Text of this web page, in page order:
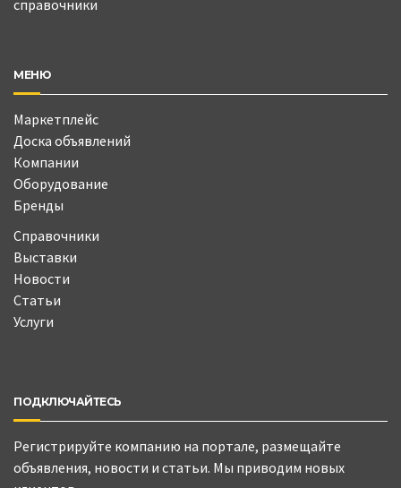
справочники
МЕНЮ
Маркетплейс
Доска объявлений
Компании
Оборудование
Бренды
Справочники
Выставки
Новости
Статьи
Услуги
ПОДКЛЮЧАЙТЕСЬ
Регистрируйте компанию на портале, размещайте
объявления, новости и статьи. Мы приводим новых